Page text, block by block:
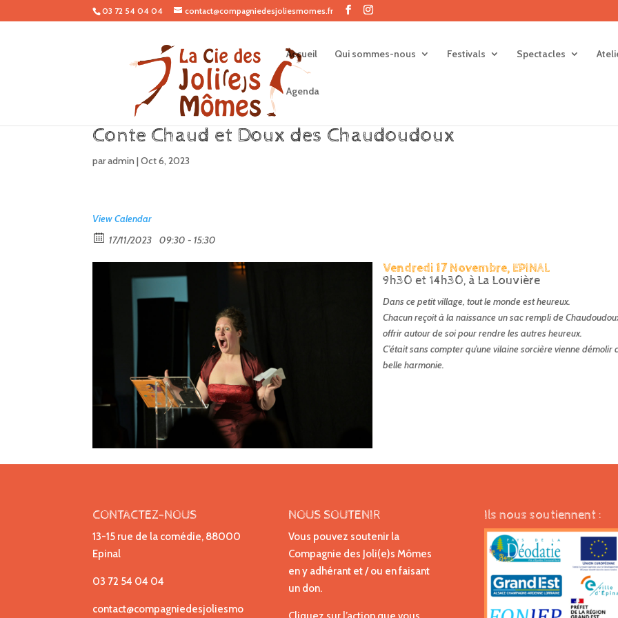
03 72 54 04 04 contact@compagniedesjoliesmomes.fr
Accueil Qui sommes-nous Festivals Spectacles
Agenda
Conte Chaud et Doux des Chaudoudoux
paradmin |Oct 6, 2023
View Calendar
17/11/2023
09:30 - 15:30
Vendredi 17 Novembre, EPINAL
9h30 et 14h30, à La Louvière
Dans ce petit village, tout le monde est heureux.
Chacun reçoit à la naissance un sac rempli de
offrir autour de soi pour rendre les autres heureux.
C’était sans compter qu’une vilaine sorcière vienne démolir
belle harmonie.
CONTACTEZ-NOUS
13-15 rue de la comédie, 88000
Epinal
03 72 54 04 04
contact@compagniedesjoliesmo
NOUS SOUTENIR
Vous pouvez soutenir la
Compagnie des Joli(e)s Mômes
en y adhérant et / ou en faisant
un don.
Ils nous soutiennent :